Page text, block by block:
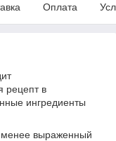
Оплата
рецепт в
ингредиенты
менее выраженный